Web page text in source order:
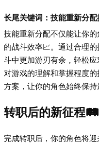
长尾关键词：技能重新分
技能重新分配不仅能让你
的战斗效率📈。通过合理
斗中更加游刃有余，轻松
对游戏的理解和掌握程度
方案，让你的角色始终保持
转职后的新征程🛤️
完成转职后，你的角色将